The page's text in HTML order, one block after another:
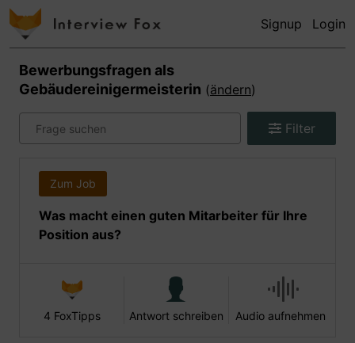
Signup Login
Bewerbungsfragen als
Gebäudereinigermeisterin (ändern)
Filter
Zum Job
Was macht einen guten Mitarbeiter für Ihre
Position aus?
4 FoxTipps Antwort schreiben Audio aufnehmen